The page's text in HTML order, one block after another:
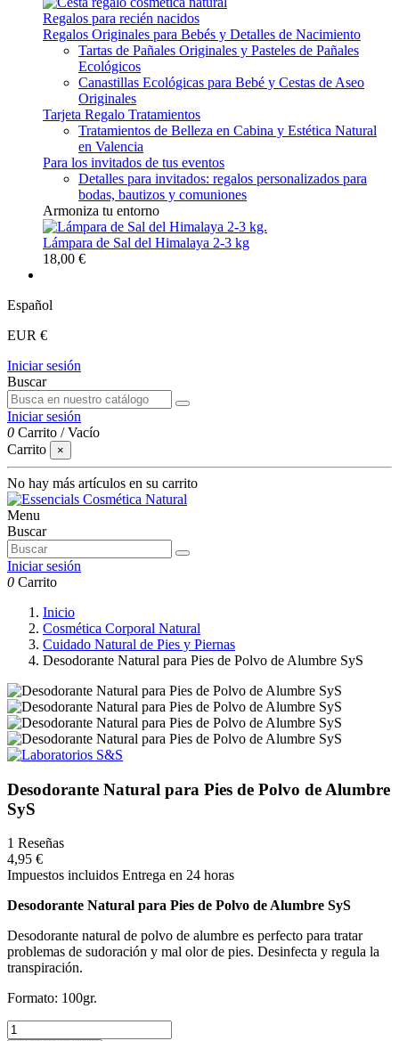
Regalos para recién nacidos
Regalos Originales para Bebés y Detalles de Nacimiento
Tartas de Pañales Originales y Pasteles de Pañales
Ecológicos
Canastillas Ecológicas para Bebé y Cestas de Aseo
Originales
Tarjeta Regalo Tratamientos
Tratamientos de Belleza en Cabina y Estética Natural
en Valencia
Para los invitados de tus eventos
Detalles para invitados: regalos personalizados para
bodas, bautizos y comuniones
Armoniza tu entorno
Lámpara de Sal del Himalaya 2-3 kg
18,00 €
Español
EUR €
Iniciar sesión
Buscar
Iniciar sesión
0 Carrito /Vacío
Carrito
×
No hay más artículos en su carrito
Menu
Buscar
Iniciar sesión
0 Carrito
Inicio
Cosmética Corporal Natural
Cuidado Natural de Pies y Piernas
Desodorante Natural para Pies de Polvo de Alumbre SyS
Desodorante Natural para Pies de Polvo de Alumbre
SyS
1 Reseñas
4,95 €
Impuestos incluidos Entrega en 24 horas
Desodorante Natural para Pies de Polvo de Alumbre SyS
Desodorante natural de polvo de alumbre es perfecto para tratar
problemas de sudoración y mal olor de pies. Desinfecta y regula la
transpiración.
Formato: 100gr.